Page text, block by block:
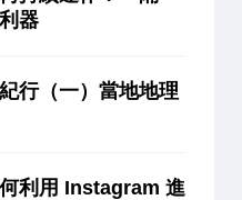
器
行（一）當地地理
利用 Instagram 進